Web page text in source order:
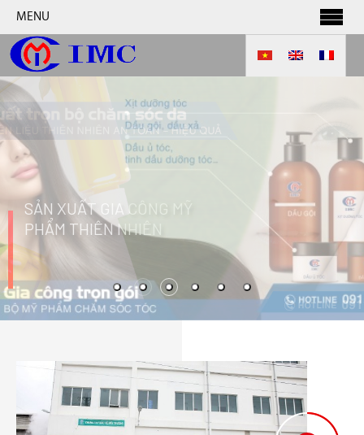
MENU
SẢN XUẤT GIA CÔNG MỸ
PHẨM THIÊN NHIÊN